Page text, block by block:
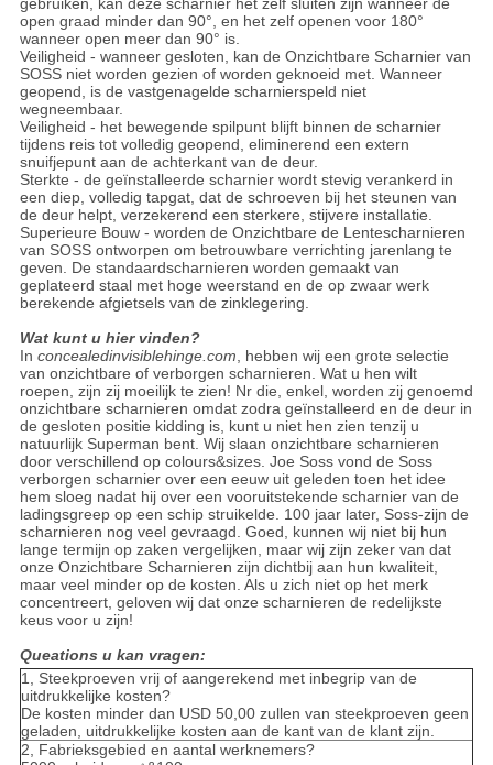
gebruiken, kan deze scharnier het zelf sluiten zijn wanneer de
open graad minder dan 90°, en het zelf openen voor 180°
wanneer open meer dan 90° is.
Veiligheid - wanneer gesloten, kan de Onzichtbare Scharnier van
SOSS niet worden gezien of worden geknoeid met. Wanneer
geopend, is de vastgenagelde scharnierspeld niet
wegneembaar.
Veiligheid - het bewegende spilpunt blijft binnen de scharnier
tijdens reis tot volledig geopend, eliminerend een extern
snuifjepunt aan de achterkant van de deur.
Sterkte - de geïnstalleerde scharnier wordt stevig verankerd in
een diep, volledig tapgat, dat de schroeven bij het steunen van
de deur helpt, verzekerend een sterkere, stijvere installatie.
Superieure Bouw - worden de Onzichtbare de Lentescharnieren
van SOSS ontworpen om betrouwbare verrichting jarenlang te
geven. De standaardscharnieren worden gemaakt van
geplateerd staal met hoge weerstand en de op zwaar werk
berekende afgietsels van de zinklegering.
Wat kunt u hier vinden?
In concealedinvisiblehinge.com, hebben wij een grote selectie
van onzichtbare of verborgen scharnieren. Wat u hen wilt
roepen, zijn zij moeilijk te zien! Nr die, enkel, worden zij genoemd
onzichtbare scharnieren omdat zodra geïnstalleerd en de deur in
de gesloten positie kidding is, kunt u niet hen zien tenzij u
natuurlijk Superman bent. Wij slaan onzichtbare scharnieren
door verschillend op colours&sizes. Joe Soss vond de Soss
verborgen scharnier over een eeuw uit geleden toen het idee
hem sloeg nadat hij over een vooruitstekende scharnier van de
ladingsgreep op een schip struikelde. 100 jaar later, Soss-zijn de
scharnieren nog veel gevraagd. Goed, kunnen wij niet bij hun
lange termijn op zaken vergelijken, maar wij zijn zeker van dat
onze Onzichtbare Scharnieren zijn dichtbij aan hun kwaliteit,
maar veel minder op de kosten. Als u zich niet op het merk
concentreert, geloven wij dat onze scharnieren de redelijkste
keus voor u zijn!
Queations u kan vragen:
1, Steekproeven vrij of aangerekend met inbegrip van de
uitdrukkelijke kosten?
De kosten minder dan USD 50,00 zullen van steekproeven geen
geladen, uitdrukkelijke kosten aan de kant van de klant zijn.
2, Fabrieksgebied en aantal werknemers?